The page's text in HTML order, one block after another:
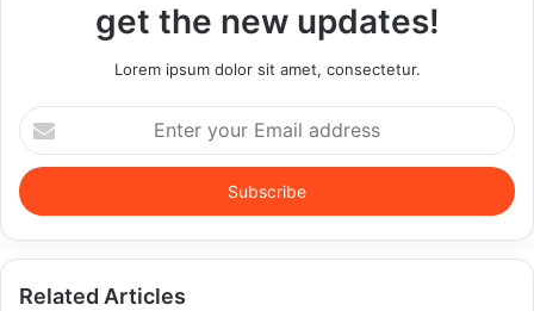
get the new updates!
Lorem ipsum dolor sit amet, consectetur.
Enter
your
Email
address
Related Articles